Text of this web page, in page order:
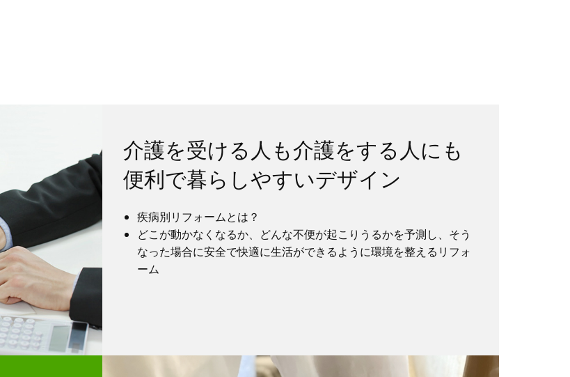
介護を受ける人も介護をする人にも
便利で暮らしやすいデザイン
疾病別リフォームとは？
どこが動かなくなるか、どんな不便が起こりうるかを予測し、そう
なった場合に安全で快適に生活ができるように環境を整えるリフォ
ーム